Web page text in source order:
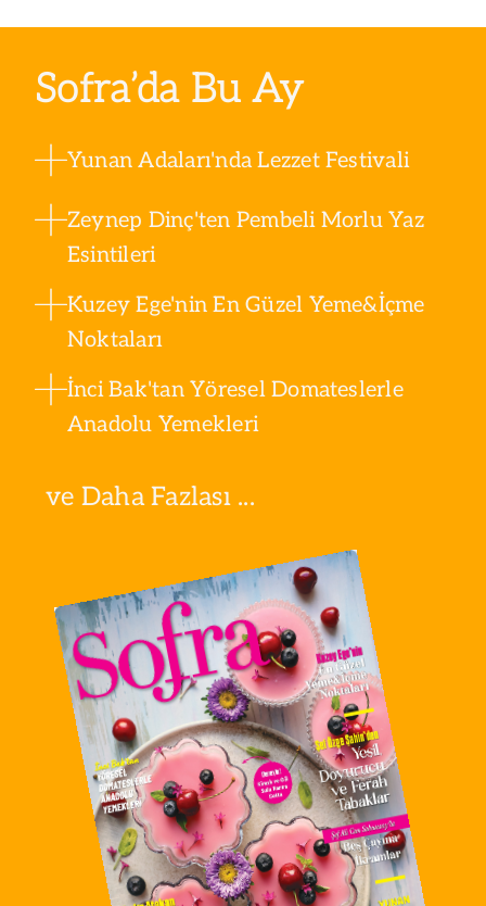
Sofra’da Bu Ay
Yunan Adaları'nda Lezzet Festivali
Zeynep Dinç'ten Pembeli Morlu Yaz
Esintileri
Kuzey Ege'nin En Güzel Yeme&İçme
Noktaları
İnci Bak'tan Yöresel Domateslerle
Anadolu Yemekleri
ve Daha Fazlası ...